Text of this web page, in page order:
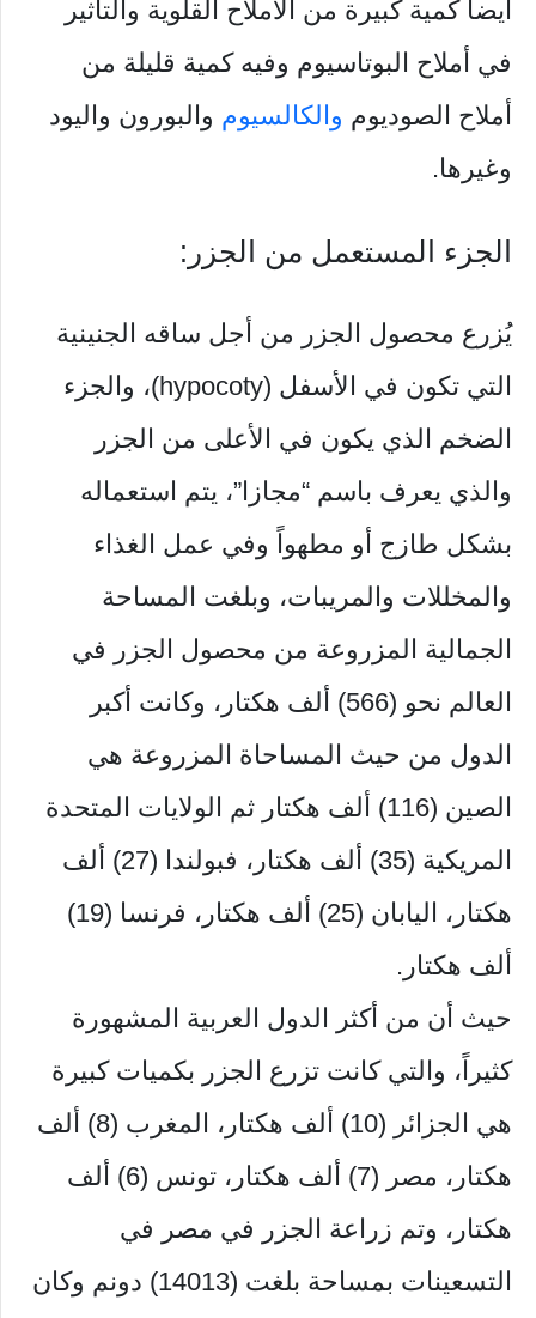
أيضاً كمية كبيرة من الأملاح القلوية والتأثير
في أملاح البوتاسيوم وفيه كمية قليلة من
أملاح الصوديوم والكالسيوم والبورون واليود
وغيرها.
الجزء المستعمل من الجزر:
يُزرع محصول الجزر من أجل ساقه الجنينية
التي تكون في الأسفل (hypocoty)، والجزء
الضخم الذي يكون في الأعلى من الجزر
والذي يعرف باسم “مجازا”، يتم استعماله
بشكل طازج أو مطهواً وفي عمل الغذاء
والمخللات والمريبات، وبلغت المساحة
الجمالية المزروعة من محصول الجزر في
العالم نحو (566) ألف هكتار، وكانت أكبر
الدول من حيث المساحاة المزروعة هي
الصين (116) ألف هكتار ثم الولايات المتحدة
المريكية (35) ألف هكتار، فبولندا (27) ألف
هكتار، اليابان (25) ألف هكتار، فرنسا (19)
ألف هكتار.
حيث أن من أكثر الدول العربية المشهورة
كثيراً، والتي كانت تزرع الجزر بكميات كبيرة
هي الجزائر (10) ألف هكتار، المغرب (8) ألف
هكتار، مصر (7) ألف هكتار، تونس (6) ألف
هكتار، وتم زراعة الجزر في مصر في
التسعينات بمساحة بلغت (14013) دونم وكان